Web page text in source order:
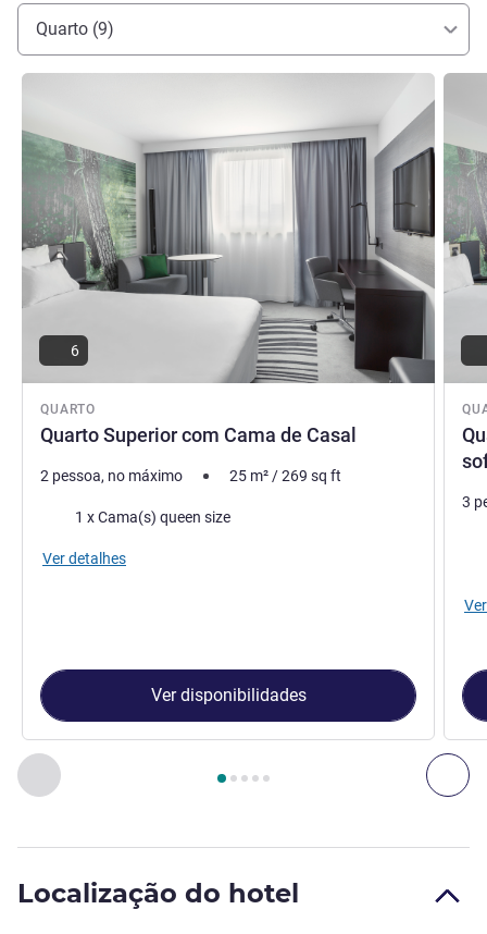
Quarto (9)
Anterior - Quarto
Página , Quarto 1 : Quarto Superior com Cama de
QUARTO
Quarto Superior com Cama de Casal
Ver detalhes
6
2 pessoa, no máximo 25 m²/269 sq ft
Roupa de cama
1 x Cama(s) queen size
Ver detalhes
Ver disponibilidades
Ver
3
Localização do hotel